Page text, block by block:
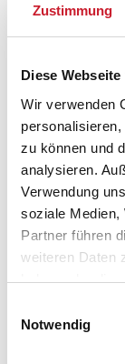
Zustimmung
Diese
Wir verwenden
zu können und
analysieren.
Verwendung
soziale Medien,
Partner führen
weiteren Daten
haben oder die
Notwendig
Anzahl